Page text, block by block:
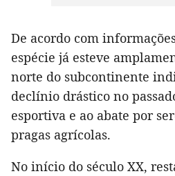
De acordo com
espécie já esteve
norte do subcontinente
declínio drástico no
esportiva e ao abate por
pragas agrícolas.
No início do século XX,